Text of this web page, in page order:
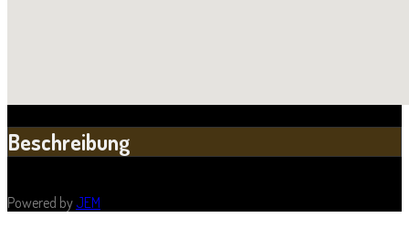
Beschreibung
Powered by JEM